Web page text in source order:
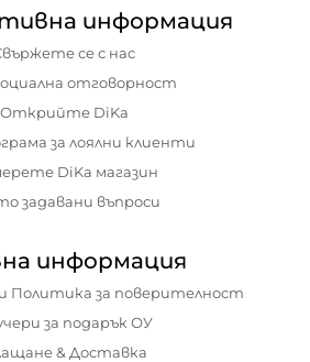
информация
се с нас
отговорност
Открийте DiKa
за лоялни клиенти
DiKa магазин
задавани въпроси
информация
Политика за поверителност
за подарък ОУ
& Доставка